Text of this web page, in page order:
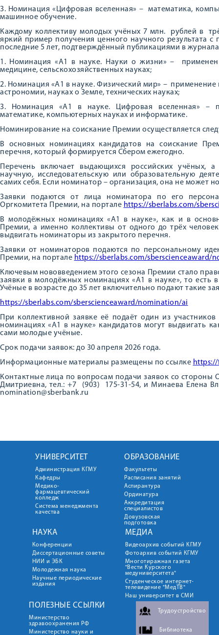
3. Номинация «Цифровая вселенная» – математика,
машинное обучение.
Каждому коллективу молодых учёных 7 млн. рублей в
яркий пример получения ценного научного результата с
последние 5 лет, подтверждённый публикациями в
1. Номинация «А1 в науке. Науки о жизни» –
медицине, сельскохозяйственных науках;
2. Номинация «А1 в науке. Физический мир» – применение
астрономии, науках о Земле, технических науках;
3. Номинация «А1 в науке. Цифровая вселенная» –
математике, компьютерных науках и информатике.
Номинирование на соискание Премии осуществляется
В основных номинациях кандидатов на соискание
перечня, который формируется Сбером ежегодно.
Перечень включает выдающихся российских учёных,
научную, исследовательскую или образовательную
самих себя. Если номинатор – организация, она не может
Заявки подаются от лица номинатора по его
Оргкомитета Премии, на портале https://sberlabs.com/
В молодёжных номинациях «А1 в науке», как и в
Премии, а именно коллективы от одного до трёх
выдвигать номинаторы из закрытого перечня.
Заявки от номинаторов подаются по персональному
Премии, на портале https://sberlabs.com/sberscienceaward/
Ключевым нововведением этого сезона Премии стало
заявки в молодёжных номинациях «А1 в науке», то есть
Учёные в возрасте до 35 лет включительно подают такие
https://sberlabs.com/sberscienceaward/nomination/ai
При коллективной заявке её подаёт один из
номинациях «А1 в науке» кандидатов могут выдвигать
сами молодые учёные.
Срок подачи заявок: до 30 апреля 2026 года.
Информационные материалы размещены по ссылке https://
Контактные лица по вопросам подачи заявок со стороны
Дмитриевна, тел.: +7 (903) 175-31-54, и Минаева Елена
nomination@sberbank.ru
УНИВЕРСИТЕТ
Администрация КГМУ
Кафедры
Медико-
фармацевтический
колледж
Система менеджмента
качества
ОБРАЗОВАНИЕ
Факультеты
Расписания занятий
Аспирантура
Ординатура
Аккредитация
специалистов
Довузовская
подготовка
НАУКА
Конференции
Диссертационные советы
НИИ и ЭБК
Молодежная наука
Научные периодические
издания
МЕДИА
Видеоархив событий КГМУ
Фотоархив событий КГМУ
Многотиражная газета
"Вести Курского
медуниверситета"
Студенческое интернет-
телевидение "МедТВ"
Наш университет в СМИ
ПОЛЕЗНЫЕ ССЫЛКИ
Министерство
здравоохранения РФ
Министерство науки и
Трудоустройство
Библиотека